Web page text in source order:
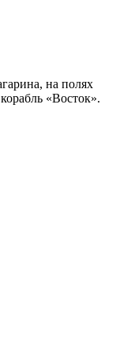
на полях
«Восток».